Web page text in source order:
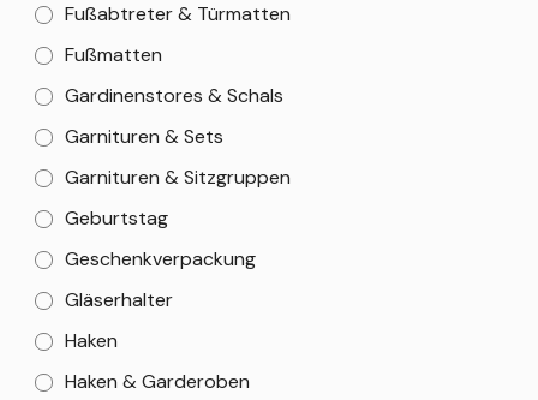
Fußabtreter & Türmatten
Fußmatten
Gardinenstores & Schals
Garnituren & Sets
Garnituren & Sitzgruppen
Geburtstag
Geschenkverpackung
Gläserhalter
Haken
Haken & Garderoben